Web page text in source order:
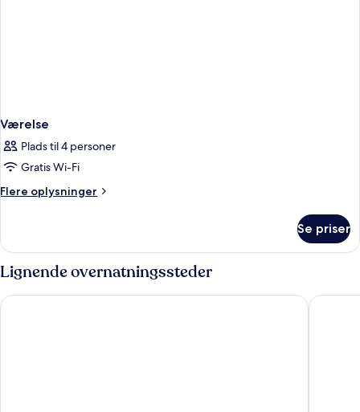
Værelse
Plads til 4 personer
Gratis Wi-Fi
Flere oplysninger
Flere
Se priser
Lignende overnatningssteder
Coral Teide Mar GF